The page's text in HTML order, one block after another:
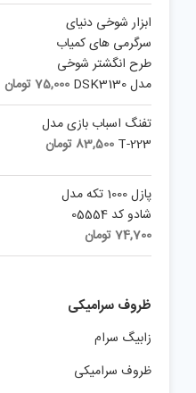
ابزار شوخی دنیای
سرگرمی های کمیاب
طرح انگشتر شوخی
مدل DSK3130
75,000تومان
تفنگ اسباب بازی مدل
T-223
83,500 تومان
پازل 1000 تکه مدل
شادو کد 05554
74,700تومان
ظروف سرامیکی
زابیگ سرام
ظروف سرامیکی